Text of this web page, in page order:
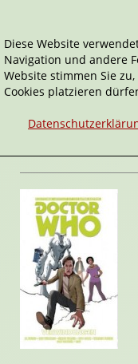
Home Comics
Doctor Who
Diese Website
Navigation und andere
Website stimmen Sie
Cookies platzieren